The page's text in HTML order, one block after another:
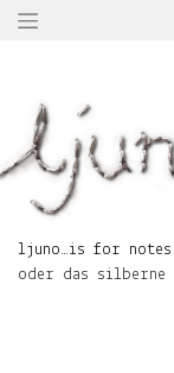
Springe
×
ljuno…
for
notes
ljuno…is for notes
oder das silberne